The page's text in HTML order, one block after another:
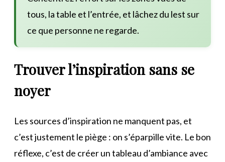
tous, la table et l’entrée, et lâchez du lest sur
ce que personne ne regarde.
Trouver l’inspiration sans se
noyer
Les sources d’inspiration ne manquent pas, et
c’est justement le piège : on s’éparpille vite. Le bon
réflexe, c’est de créer un tableau d’ambiance avec